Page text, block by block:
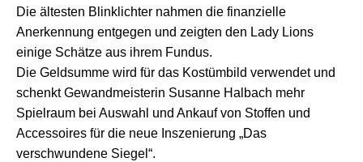
Die ältesten Blinklichter nahmen die finanzielle
Anerkennung entgegen und zeigten den Lady Lions
einige Schätze aus ihrem Fundus.
Die Geldsumme wird für das Kostümbild verwendet und
schenkt Gewandmeisterin Susanne Halbach mehr
Spielraum bei Auswahl und Ankauf von Stoffen und
Accessoires für die neue Inszenierung „Das
verschwundene Siegel“.